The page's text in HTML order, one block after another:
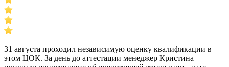
31 августа проходил независимую оценку квалификации в
этом ЦОК. За день до аттестации менеджер Кристина